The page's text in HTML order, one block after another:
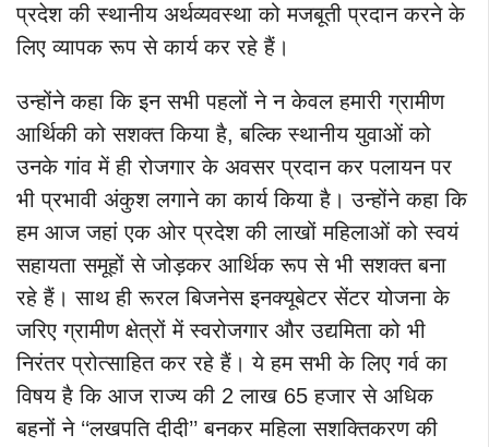
प्रदेश की स्थानीय अर्थव्यवस्था को मजबूती प्रदान करने के
लिए व्यापक रूप से कार्य कर रहे हैं।
उन्होंने कहा कि इन सभी पहलों ने न केवल हमारी ग्रामीण
आर्थिकी को सशक्त किया है, बल्कि स्थानीय युवाओं को
उनके गांव में ही रोजगार के अवसर प्रदान कर पलायन पर
भी प्रभावी अंकुश लगाने का कार्य किया है। उन्होंने कहा कि
हम आज जहां एक ओर प्रदेश की लाखों महिलाओं को स्वयं
सहायता समूहों से जोड़कर आर्थिक रूप से भी सशक्त बना
रहे हैं। साथ ही रूरल बिजनेस इनक्यूबेटर सेंटर योजना के
जरिए ग्रामीण क्षेत्रों में स्वरोजगार और उद्यमिता को भी
निरंतर प्रोत्साहित कर रहे हैं। ये हम सभी के लिए गर्व का
विषय है कि आज राज्य की 2 लाख 65 हजार से अधिक
बहनों ने ‘‘लखपति दीदी’’ बनकर महिला सशक्तिकरण की